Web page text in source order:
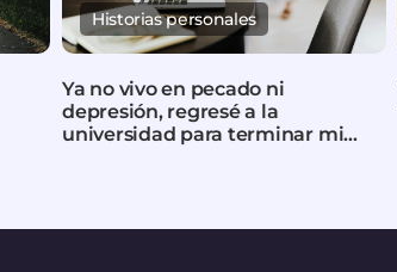
Historias personales
Ya no vivo en pecado ni
depresión, regresé a la
universidad para terminar mi